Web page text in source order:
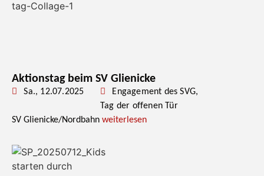
Aktionstag beim SV Glienicke
Sa., 12.07.2025 Engagement des SVG,
Tag der offenen Tür
SV Glienicke/Nordbahn weiterlesen